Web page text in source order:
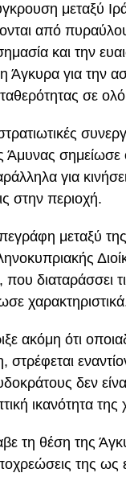
μεταξύ
από
και την
Άγκυρα για την
σε
σημείωσε
για
στην περιοχή.
μεταξύ της
διαταράσσει
ακόμη ότι
στρέφεται
δεν
ικανότητα
τη θέση της
της